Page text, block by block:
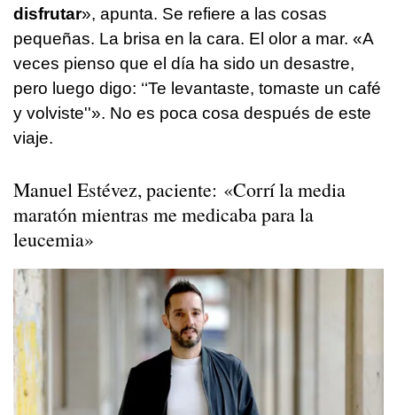
disfrutar», apunta. Se refiere a las cosas
pequeñas. La brisa en la cara. El olor a mar. «A
veces pienso que el día ha sido un desastre,
pero luego digo: ‘‘Te levantaste, tomaste un café
y volviste''». No es poca cosa después de este
viaje.
Manuel Estévez, paciente: «Corrí la media
maratón mientras me medicaba para la
leucemia»